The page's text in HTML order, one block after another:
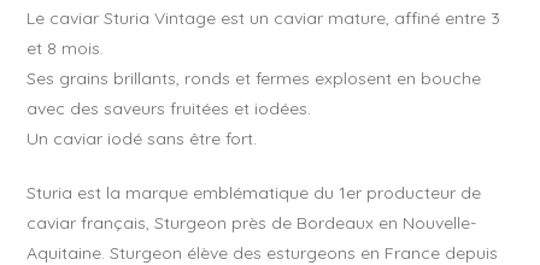
Le caviar Sturia Vintage est un caviar mature, affiné entre 3
et 8 mois.
Ses grains brillants, ronds et fermes explosent en bouche
avec des saveurs fruitées et iodées.
Un caviar iodé sans être fort.
Sturia est la marque emblématique du 1er producteur de
caviar français, Sturgeon près de Bordeaux en Nouvelle-
Aquitaine. Sturgeon élève des esturgeons en France depuis